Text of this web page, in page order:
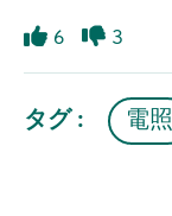
6 3
タグ : 電照